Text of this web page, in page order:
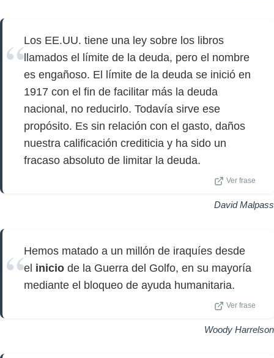
Los EE.UU. tiene una ley sobre los libros
llamados el límite de la deuda, pero el nombre
es engañoso. El límite de la deuda se inició en
1917 con el fin de facilitar más la deuda
nacional, no reducirlo. Todavía sirve ese
propósito. Es sin relación con el gasto, daños
nuestra calificación crediticia y ha sido un
fracaso absoluto de limitar la deuda.
Ver frase
David Malpass
Hemos matado a un millón de iraquíes desde
el inicio de la Guerra del Golfo, en su mayoría
mediante el bloqueo de ayuda humanitaria.
Ver frase
Woody Harrelson